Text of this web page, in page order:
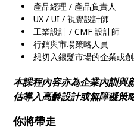
產品經理 / 產品負責人
UX / UI / 視覺設計師
工業設計 / CMF 設計師
行銷與市場策略人員
想切入銀髮市場的企業或
本課程內容亦為企業內訓與
估導入高齡設計或無障礙策
你將帶走